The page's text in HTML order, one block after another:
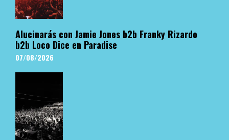
Alucinarás con Jamie Jones b2b Franky Rizardo
b2b Loco Dice en Paradise
07/08/2026